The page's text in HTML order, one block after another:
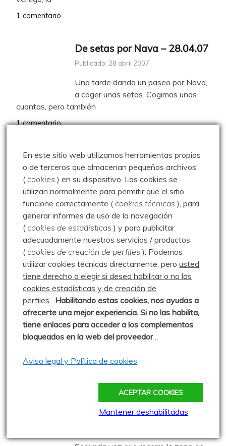
1 comentario
De setas por Nava – 28.04.07
Publicado: 28 abril 2007
Una tarde dando un paseo por Nava,
a coger unas setas. Cogimos unas
cuantas, pero también
1 comentario
Fin de Año en Valdecebollas –
31.12.08
Publicado: 31 diciembre 2008
Clásica celebración del fin de Año en
Valdecebollas con La Escalerilla. Nos tocó subir desde
La
0 comentarios
Cascadas de Hielo de
Valdecebollas – 12.03.24
Publicado: 12 marzo 2024
Otra vez a las Cascadas, esta vez
con Luis Herrero y con aproximación desde La
0 comentarios
Cresteando en Fuentes
Carrionas – 18.07.20
En este sitio web utilizamos herramientas propias
o de terceros que almacenan pequeños archivos
(cookies ) en su dispositivo. Las cookies se
utilizan normalmente para permitir que el sitio
funcione correctamente (cookies técnicas ), para
generar informes de uso de la navegación
(cookies de estadísticas ) y para publicitar
adecuadamente nuestros servicios / productos
(cookies de creación de perfiles ). Podemos
utilizar cookies técnicas directamente, perousted
tiene derecho a elegir si desea habilitar o no las
cookies estadísticas y de creación de
perfiles . Habilitando estas cookies, nos ayudas a
ofrecerte una mejor experiencia. Si no las habilita,
tiene enlaces para acceder a los complementos
bloqueados en la web del proveedor.
Aviso legal y Política de cookies
ACEPTAR COOKIES
Mantener deshabilitadas